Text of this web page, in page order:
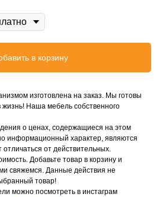
в корзину
изготовлена на заказ. Мы готовы
Наша мебель собственного
о ценах, содержащиеся на этом
информационный характер, являются
от действительных.
Добавьте товар в корзину и
свяжемся. Данные действия не
товар!
можно посмотреть в инстаграм